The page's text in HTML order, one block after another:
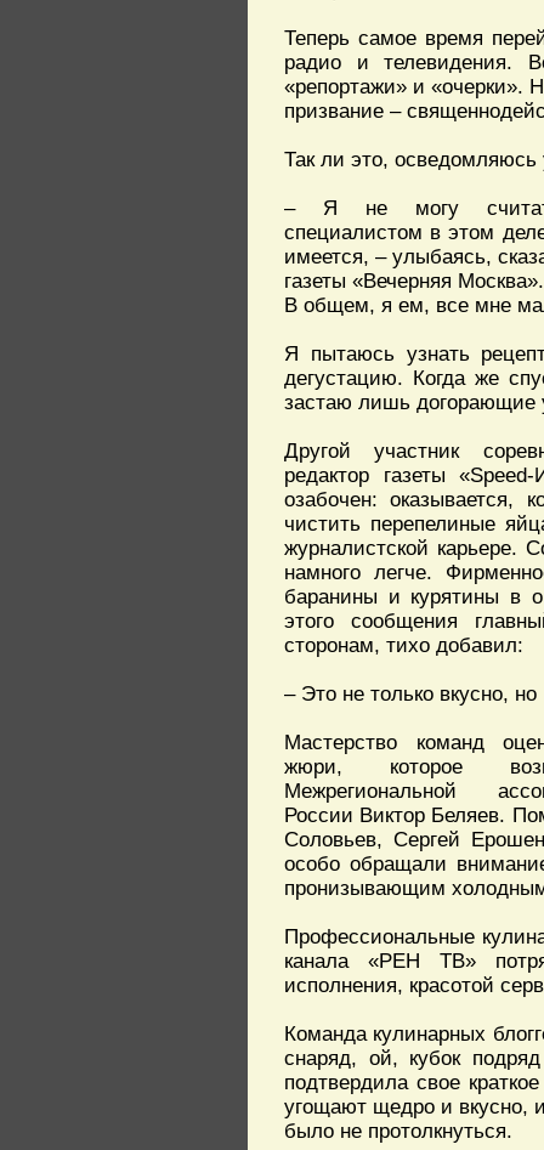
Теперь самое время
радио и телевидения.
«репортажи» и «очерки».
призвание –
Так ли это, осведомляюсь
– Я не могу
специалистом в этом
имеется, – улыбаясь,
газеты «Вечерняя
В общем, я ем, все мне
Я пытаюсь узнать
дегустацию. Когда же
застаю лишь догорающие
Другой участник
редактор газеты
озабочен: оказывается,
чистить перепелиные
журналистской карьере.
намного легче.
баранины и курятины в
этого сообщения
сторонам, тихо добавил:
– Это не только вкусно,
Мастерство команд
жюри, которое
Межрегиональной
России Виктор Беляев.
Соловьев, Сергей
особо обращали
пронизывающим
Профессиональные
канала «РЕН ТВ»
исполнения, красотой
Команда кулинарных
снаряд, ой, кубок
подтвердила свое
угощают щедро и вкусно,
было не протолкнуться.